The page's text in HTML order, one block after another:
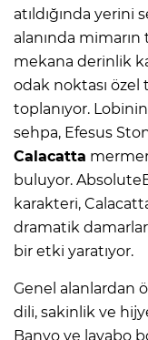
atıldığında yerini
alanında
mekana derinlik
odak noktası özel
toplanıyor.
sehpa, Efesus
Calacatta
buluyor.
karakteri,
dramatik
bir etki yaratıyor.
Genel alanlardan
dili, sakinlik ve
Banyo ve lavabo